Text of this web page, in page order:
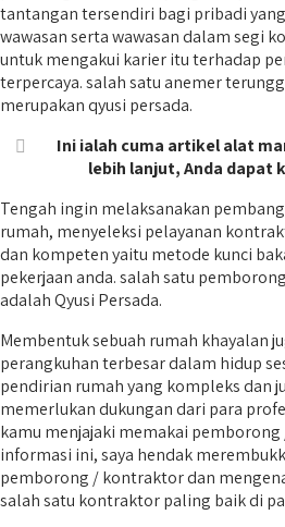
tantangan tersendiri bagi pribadi
wawasan serta wawasan dalam segi
untuk mengakui karier itu terhadap
terpercaya. salah satu anemer
merupakan qyusi persada.
Ini ialah cuma artikel alat
lebih lanjut, Anda dapat
Tengah ingin melaksanakan
rumah, menyeleksi pelayanan
dan kompeten yaitu metode kunci
pekerjaan anda. salah satu
adalah Qyusi Persada.
Membentuk sebuah rumah khayalan
perangkuhan terbesar dalam hidup
pendirian rumah yang kompleks dan
memerlukan dukungan dari para
kamu menjajaki memakai
informasi ini, saya hendak
pemborong / kontraktor dan
salah satu kontraktor paling baik di